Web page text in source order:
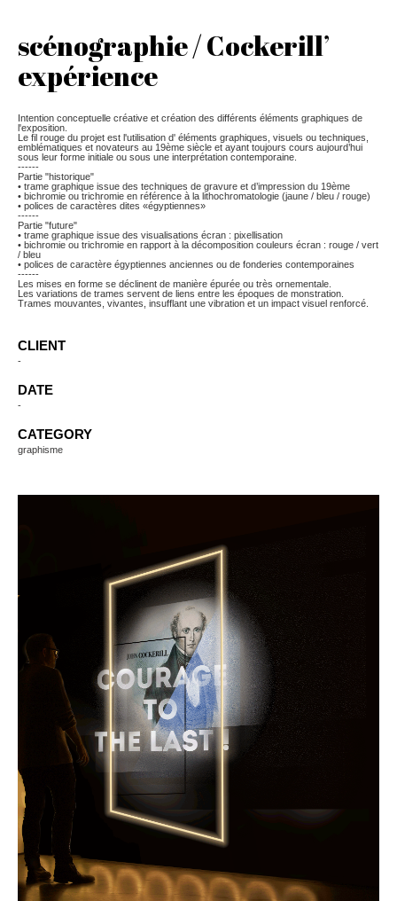
scénographie / Cockerill’
expérience
Intention conceptuelle créative et création des différents éléments graphiques de
l'exposition.
Le fil rouge du projet est l'utilisation d' éléments graphiques, visuels ou techniques,
emblématiques et novateurs au 19ème siècle et ayant toujours cours aujourd’hui
sous leur forme initiale ou sous une interprétation contemporaine.
------
Partie "historique"
• trame graphique issue des techniques de gravure et d’impression du 19ème
• bichromie ou trichromie en référence à la lithochromatologie (jaune / bleu / rouge)
• polices de caractères dites «égyptiennes»
------
Partie "future"
• trame graphique issue des visualisations écran : pixellisation
• bichromie ou trichromie en rapport à la décomposition couleurs écran : rouge / vert
/ bleu
• polices de caractère égyptiennes anciennes ou de fonderies contemporaines
------
Les mises en forme se déclinent de manière épurée ou très ornementale.
Les variations de trames servent de liens entre les époques de monstration.
Trames mouvantes, vivantes, insufflant une vibration et un impact visuel renforcé.
CLIENT
-
DATE
-
CATEGORY
graphisme